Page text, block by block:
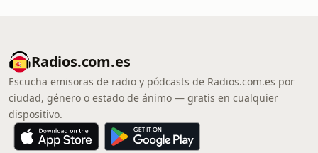
Radios.com.es
Escucha emisoras de radio y pódcasts de Radios.com.es por
ciudad, género o estado de ánimo — gratis en cualquier
dispositivo.